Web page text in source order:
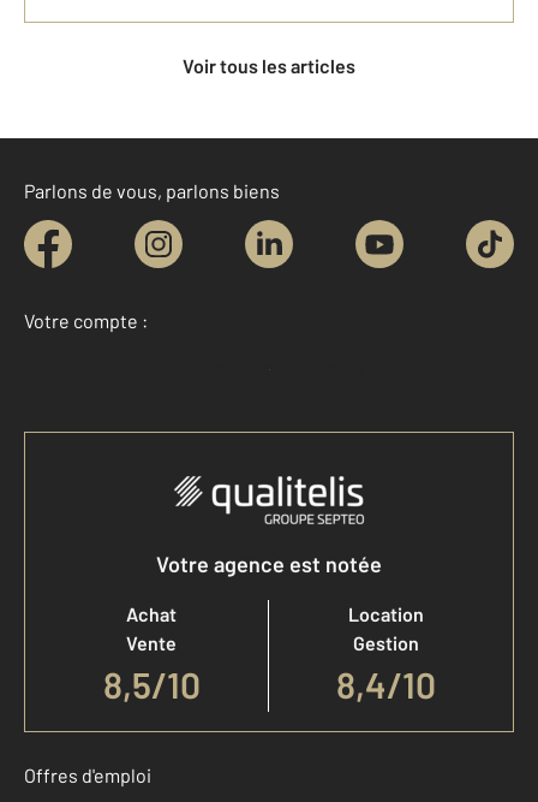
Voir tous les articles
Parlons de vous, parlons biens
Votre compte :
Accéder à mon compte
Votre agence est notée
Achat
Vente
8,5/10
Location
Gestion
8,4/10
Offres d'emploi